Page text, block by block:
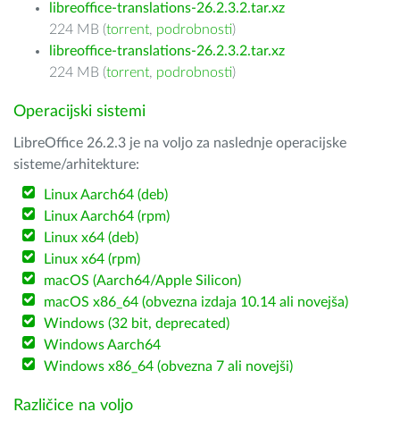
libreoffice-translations-26.2.3.2.tar.xz
224 MB (torrent, podrobnosti)
libreoffice-translations-26.2.3.2.tar.xz
224 MB (torrent, podrobnosti)
Operacijski sistemi
LibreOffice 26.2.3 je na voljo za naslednje operacijske
sisteme/arhitekture:
Linux Aarch64 (deb)
Linux Aarch64 (rpm)
Linux x64 (deb)
Linux x64 (rpm)
macOS (Aarch64/Apple Silicon)
macOS x86_64 (obvezna izdaja 10.14 ali novejša)
Windows (32 bit, deprecated)
Windows Aarch64
Windows x86_64 (obvezna 7 ali novejši)
Različice na voljo